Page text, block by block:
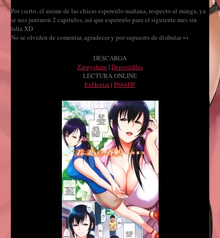
Por cierto, el anime de las chicas esperenlo mañana, respecto al manga, ya
se nos juntaron 2 capitulos, así que esperenlo para el siguiente mes sin
falta XD
No se olviden de comentar, agradecer y por supuesto de disfrutar =)
DESCARGA
Zippyshare | Depositfiles
LECTURA ONLINE
ExHentai | P666HF